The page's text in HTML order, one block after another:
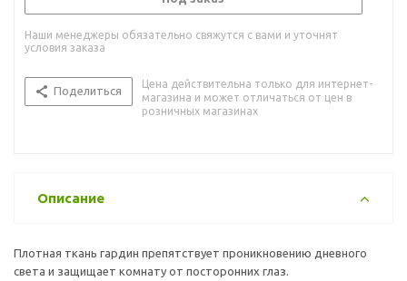
Наши менеджеры обязательно свяжутся с вами и уточнят
условия заказа
Поделиться
Цена действительна только для интернет-
магазина и может отличаться от цен в
розничных магазинах
Описание
Плотная ткань гардин препятствует проникновению дневного
света и защищает комнату от посторонних глаз.